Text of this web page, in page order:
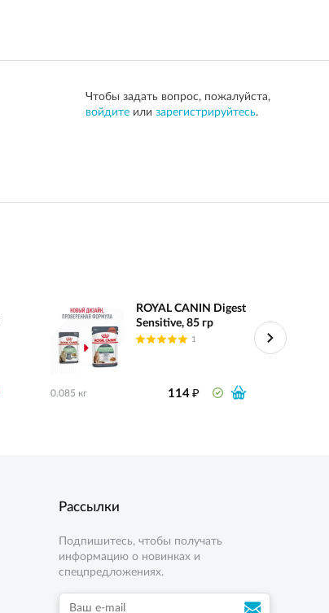
Чтобы задать вопрос, пожалуйста,
войдите или зарегистрируйтесь.
ROYAL CANIN Digest
Sensitive, 85 гр
1
0.085 кг 114₽
Рассылки
Подпишитесь, чтобы получать
информацию о новинках и
спецпредложениях.